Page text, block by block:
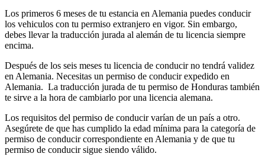
Los primeros 6 meses de tu estancia en Alemania puedes conducir
los vehiculos con tu permiso extranjero en vigor. Sin embargo,
debes llevar la traducción jurada al alemán de tu licencia siempre
encima.
Después de los seis meses tu licencia de conducir no tendrá validez
en Alemania. Necesitas un permiso de conducir expedido en
Alemania. La traducción jurada de tu permiso de Honduras también
te sirve a la hora de cambiarlo por una licencia alemana.
Los requisitos del permiso de conducir varían de un país a otro.
Asegúrete de que has cumplido la edad mínima para la categoría de
permiso de conducir correspondiente en Alemania y de que tu
permiso de conducir sigue siendo válido.